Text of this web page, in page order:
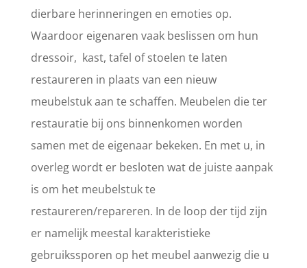
dierbare herinneringen en emoties op.
Waardoor eigenaren vaak beslissen om hun
dressoir, kast, tafel of stoelen te laten
restaureren in plaats van een nieuw
meubelstuk aan te schaffen. Meubelen die ter
restauratie bij ons binnenkomen worden
samen met de eigenaar bekeken. En met u, in
overleg wordt er besloten wat de juiste aanpak
is om het meubelstuk te
restaureren/repareren. In de loop der tijd zijn
er namelijk meestal karakteristieke
gebruikssporen op het meubel aanwezig die u